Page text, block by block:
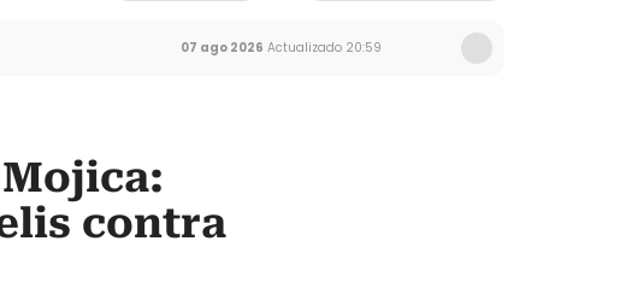
07 ago 2026 Actualizado 20:59
contra